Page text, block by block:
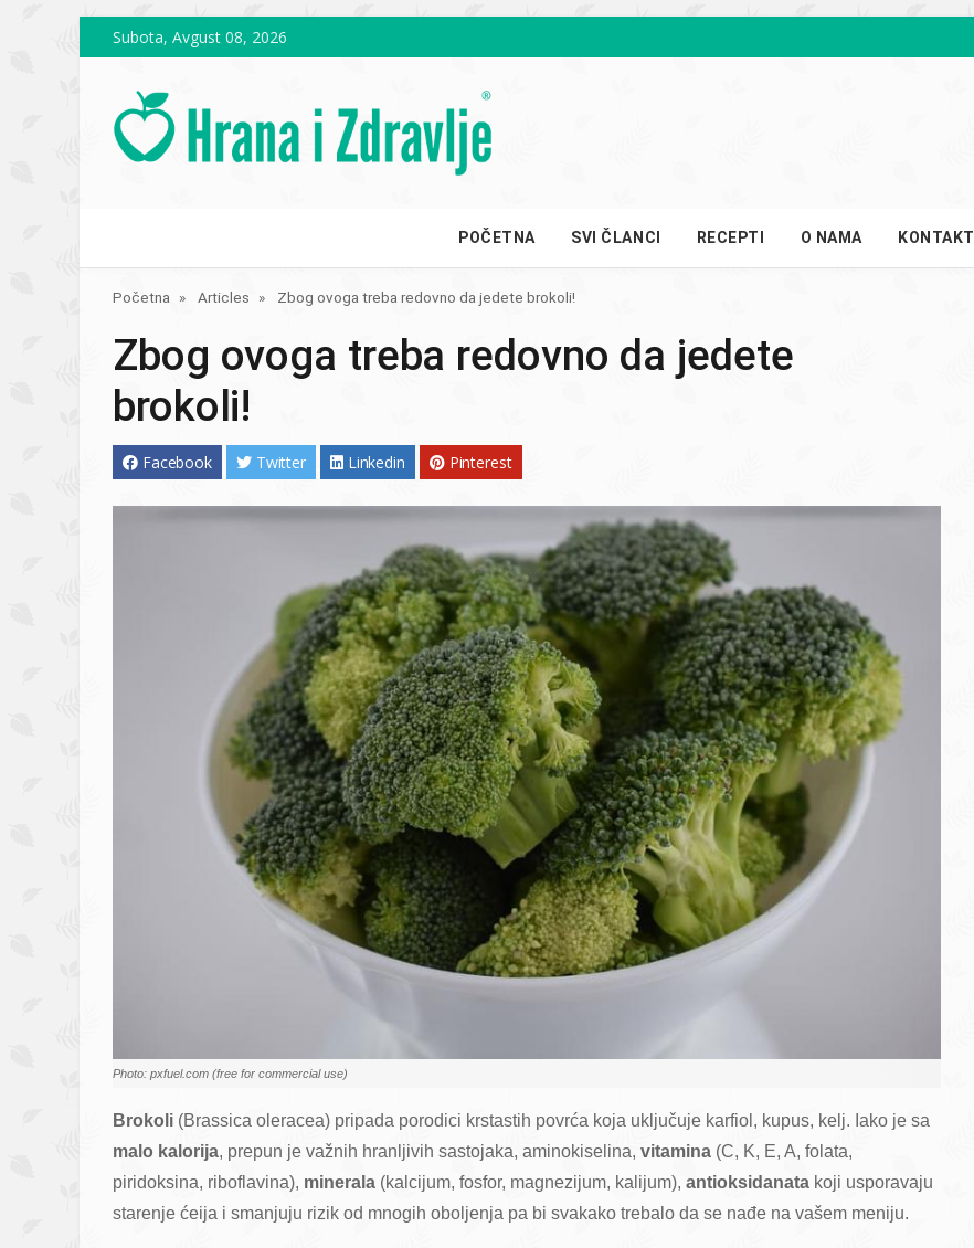
Skip to main contentSubota, Avgust 08, 2026
POČETNA SVI ČLANCI RECEPTI O NAMA KONTAKT
Početna Articles Zbog ovoga treba redovno da jedete brokoli!
Zbog ovoga treba redovno da jedete
brokoli!
Facebook Twitter Linkedin Pinterest
Photo: pxfuel.com (free for commercial use)
Brokoli (Brassica oleracea) pripada porodici krstastih povrća koja uključuje karfiol, kupus, kelj. Iako je sa
malo kalorija, prepun je važnih hranljivih sastojaka, aminokiselina, vitamina (C, K, E, A, folata,
piridoksina, riboflavina), minerala (kalcijum, fosfor, magnezijum, kalijum), antioksidanata koji usporavaju
starenje ćeija i smanjuju rizik od mnogih oboljenja pa bi svakako trebalo da se nađe na vašem meniju.